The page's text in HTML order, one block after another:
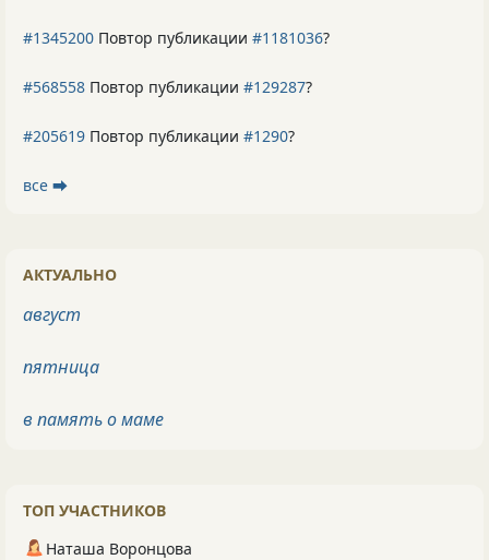
#1345200 Повтор публикации #1181036?
#568558 Повтор публикации #129287?
#205619 Повтор публикации #1290?
все ⮕
АКТУАЛЬНО
август
пятница
в память о маме
ТОП УЧАСТНИКОВ
Наташа Воронцова